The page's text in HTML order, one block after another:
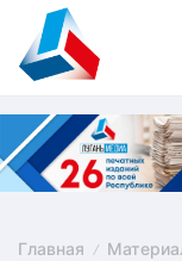
content
Главная